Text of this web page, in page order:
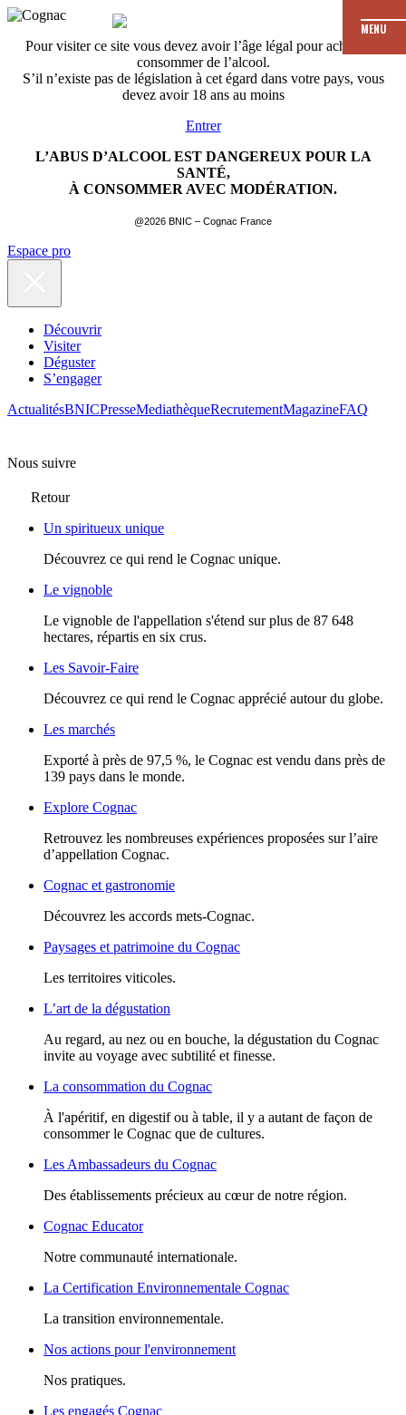
Pour visiter ce site vous devez avoir l’âge légal pour acheter et
consommer de l’alcool.
S’il n’existe pas de législation à cet égard dans votre pays, vous
devez avoir 18 ans au moins
Entrer
L’ABUS D’ALCOOL EST DANGEREUX POUR LA
SANTÉ,
À CONSOMMER AVEC MODÉRATION.
@2026 BNIC – Cognac France
MENU
Espace pro
Découvrir
Visiter
Déguster
S’engager
ActualitésBNICPresseMediathèqueRecrutementMagazineFAQ
Nous suivre
Retour
Un spiritueux unique
Découvrez ce qui rend le Cognac unique.
Le vignoble
Le vignoble de l'appellation s'étend sur plus de 87 648
hectares, répartis en six crus.
Les Savoir-Faire
Découvrez ce qui rend le Cognac apprécié autour du globe.
Les marchés
Exporté à près de 97,5 %, le Cognac est vendu dans près de
139 pays dans le monde.
Explore Cognac
Retrouvez les nombreuses expériences proposées sur l’aire
d’appellation Cognac.
Cognac et gastronomie
Découvrez les accords mets-Cognac.
Paysages et patrimoine du Cognac
Les territoires viticoles.
L’art de la dégustation
Au regard, au nez ou en bouche, la dégustation du Cognac
invite au voyage avec subtilité et finesse.
La consommation du Cognac
À l'apéritif, en digestif ou à table, il y a autant de façon de
consommer le Cognac que de cultures.
Les Ambassadeurs du Cognac
Des établissements précieux au cœur de notre région.
Cognac Educator
Notre communauté internationale.
La Certification Environnementale Cognac
La transition environnementale.
Nos actions pour l'environnement
Nos pratiques.
Les engagés Cognac